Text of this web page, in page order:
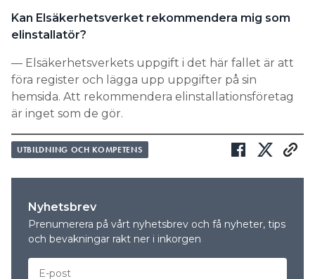
Kan Elsäkerhetsverket ­rekommendera mig som
elinstallatör?
— Elsäkerhetsverkets uppgift i det här fallet är att
föra register och lägga upp uppgifter på sin
hemsida. Att rekommendera elinstallationsföretag
är inget som de gör.
UTBILDNING OCH KOMPETENS
Nyhetsbrev
Prenumerera på vårt nyhetsbrev och få nyheter, tips
och bevakningar rakt ner i inkorgen